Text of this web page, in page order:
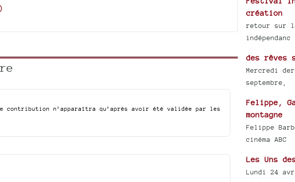
decrease
)
contribution n’apparaîtra qu’après avoir été validée par les
création
retour sur
indépendanc
des rêves
Mercredi
septembre,
Felippe,
montagne
Felippe
cinéma ABC
Les Uns
Lundi 24